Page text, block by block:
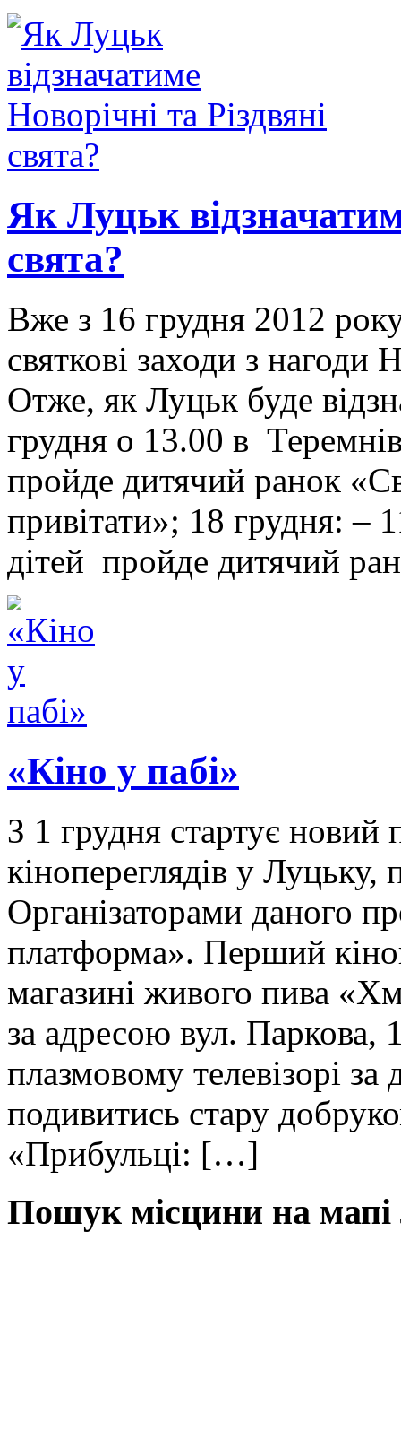
Як Луцьк
свята?
Вже з 16 грудня 2012
святкові заходи з нагоди
Отже, як Луцьк буде
грудня о 13.00 в
пройде дитячий ранок
привітати»; 18 грудня: –
дітей пройде дитячий
«Кіно у пабі»
З 1 грудня стартує новий
кінопереглядів у Луцьку,
Організаторами даного
платформа». Перший
магазині живого пива
за адресою вул.
плазмовому телевізорі
подивитись стару
«Прибульці: […]
Пошук місцини на